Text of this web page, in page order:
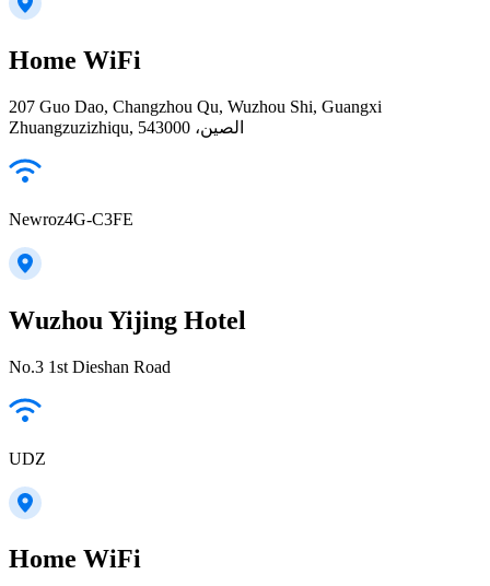
Home WiFi
207 Guo Dao, Changzhou Qu, Wuzhou Shi, Guangxi
Zhuangzuzizhiqu, الصين، 543000
Newroz4G-C3FE
Wuzhou Yijing Hotel
No.3 1st Dieshan Road
UDZ
Home WiFi